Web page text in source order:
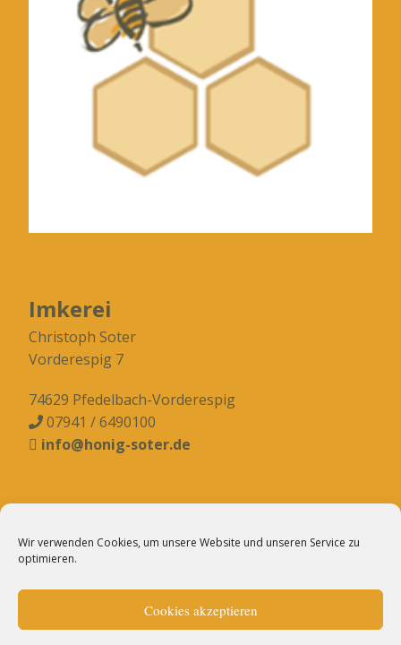
Wir verwenden Cookies, um unsere Website und unseren Service zu
optimieren.
Cookies akzeptieren
Imkerei
Christoph Soter
Vorderespig 7
74629 Pfedelbach-Vorderespig
 07941 / 6490100
 info@honig-soter.de
Datenschutzerklärung